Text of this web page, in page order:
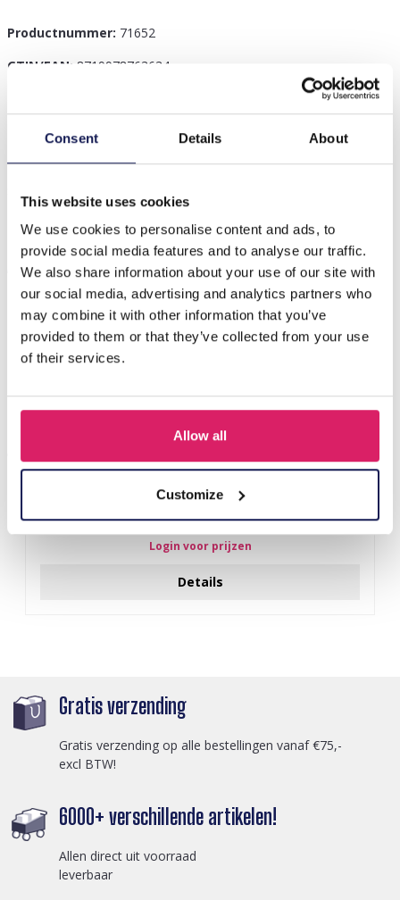
Consent Details About
This website uses cookies
We use cookies to personalise content and ads, to
provide social media features and to analyse our traffic.
We also share information about your use of our site with
our social media, advertising and analytics partners who
may combine it with other information that you’ve
provided to them or that they’ve collected from your use
of their services.
Allow all
Customize
Productnummer: 71652
GTIN/EAN: 8719978763634
Beschrijving
K-D3.2 568-88 Magnetische doe-het-treinvoertuig grote
Anderen kochten ook
Login voor prijzen
Details
Gratis verzending
Gratis verzending op alle bestellingen vanaf €75,-
excl BTW!
6000+ verschillende artikelen!
Allen direct uit voorraad
leverbaar